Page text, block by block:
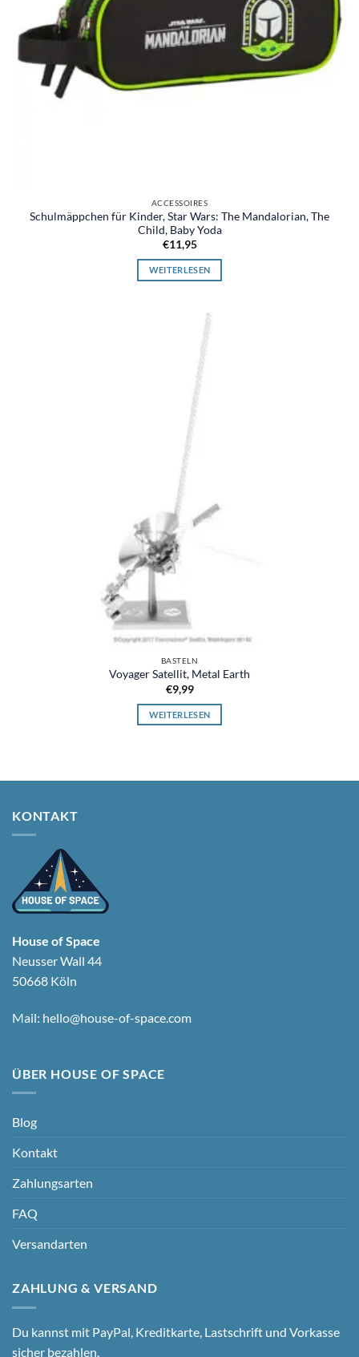
ACCESSOIRES
Schulmäppchen für Kinder, Star Wars: The Mandalorian, The
Child, Baby Yoda
€11,95
WEITERLESEN
BASTELN
Voyager Satellit, Metal Earth
€9,99
WEITERLESEN
KONTAKT
House of Space
Neusser Wall 44
50668 Köln
Mail: hello@house-of-space.com
ÜBER HOUSE OF SPACE
Blog
Kontakt
Zahlungsarten
FAQ
Versandarten
ZAHLUNG & VERSAND
Du kannst mit PayPal, Kreditkarte, Lastschrift und Vorkasse
sicher bezahlen.